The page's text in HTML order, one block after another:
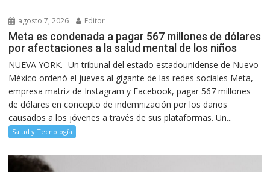
agosto 7, 2026 Editor
Meta es condenada a pagar 567 millones de dólares
por afectaciones a la salud mental de los niños
NUEVA YORK.- Un tribunal del estado estadounidense de Nuevo
México ordenó el jueves al gigante de las redes sociales Meta,
empresa matriz de Instagram y Facebook, pagar 567 millones
de dólares en concepto de indemnización por los daños
causados a los jóvenes a través de sus plataformas. Un...
Salud y Tecnología